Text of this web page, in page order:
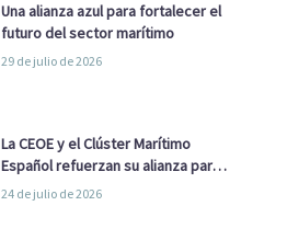
Una alianza azul para fortalecer el
futuro del sector marítimo
29 de julio de 2026
La CEOE y el Clúster Marítimo
Español refuerzan su alianza para
impulsar una estrategia Nacional
24 de julio de 2026